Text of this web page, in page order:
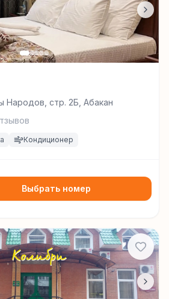
стр. 2Б, Абакан
Кондиционер
Выбрать номер